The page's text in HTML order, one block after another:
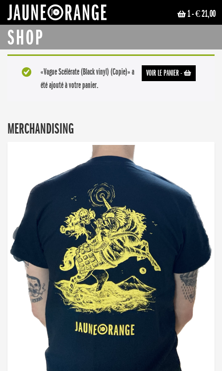
1- € 21,00
SHOP
VOIR LE PANIER-
«Vague Scélérate (Black vinyl) (Copie)» a
été ajouté à votre panier.
MERCHANDISING